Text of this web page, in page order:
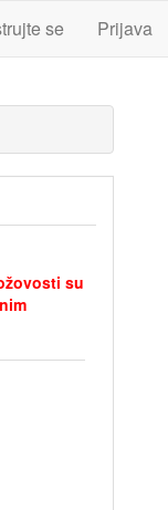
se Prijava
su